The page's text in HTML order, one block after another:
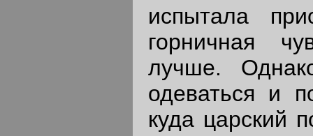
испытала
горничная
лучше.
одеваться и
куда царский